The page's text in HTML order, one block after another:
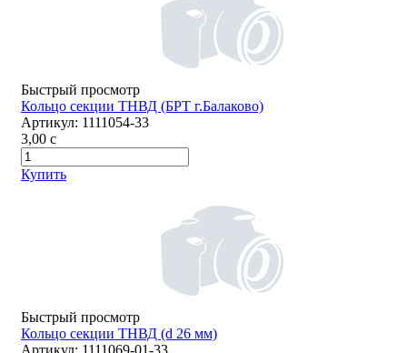
Быстрый просмотр
Кольцо секции ТНВД (БРТ г.Балаково)
Артикул: 1111054-33
3,00 c
Купить
Быстрый просмотр
Кольцо секции ТНВД (d 26 мм)